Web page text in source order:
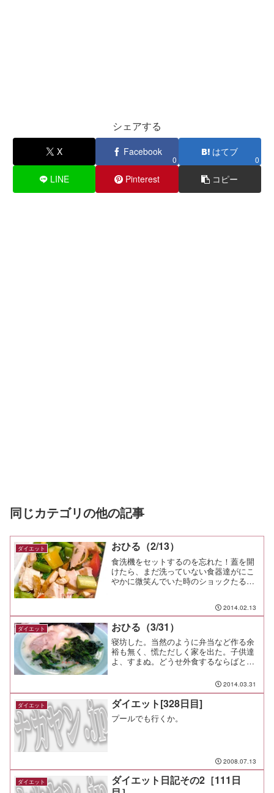
シェアする
X Facebook
0
はてブ
0
LINE Pinterest コピー
同じカテゴリの他の記事
ダイエット おひる（2/13）
食洗機をセットするのを忘れた！蓋を開
けたら、まだ洗っていない食器達がにこ
やかに微笑んでいた時のショックたる
は、業務スーパーで買ったスモークチキ
ン（胸肉）をたっぷり入れて...
2014.02.13
ダイエット おひる（3/31）
寝坊した。当然のように弁当など作る余
裕も無く、慌ただしく家を出た。子供達
よ、すまぬ。どうせ外食するならばと、
家に行きましょう。塩とんこつ650円にホ
ウレン草とウズラ、各50円をトッピン
グ。 オーダーは（麺...
2014.03.31
ダイエット ダイエット[328日目]
プールでも行くか。
2008.07.13
ダイエット
ダイエット日記その2［111日